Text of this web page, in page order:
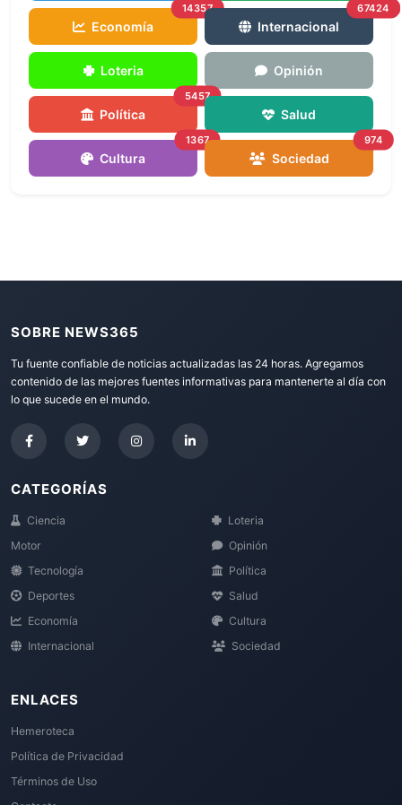
Economía
14357
Internacional
67424
Loteria Opinión
Política
5457
Salud
Cultura
1367
Sociedad
974
SOBRE NEWS365
Tu fuente confiable de noticias actualizadas las 24 horas. Agregamos
contenido de las mejores fuentes informativas para mantenerte al día con
lo que sucede en el mundo.
CATEGORÍAS
Ciencia
Motor
Tecnología
Deportes
Economía
Internacional
Loteria
Opinión
Política
Salud
Cultura
Sociedad
ENLACES
Hemeroteca
Política de Privacidad
Términos de Uso